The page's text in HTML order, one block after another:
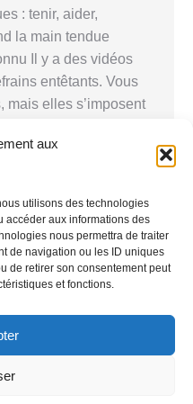
aux
utilisons des technologies
accéder aux informations des
nous permettra de traiter
de navigation ou les ID uniques
de retirer son consentement peut
et fonctions.
: tenir, aider,
la main tendue
Il y a des vidéos
entêtants. Vous
mais elles s’imposent
5 … 8 →